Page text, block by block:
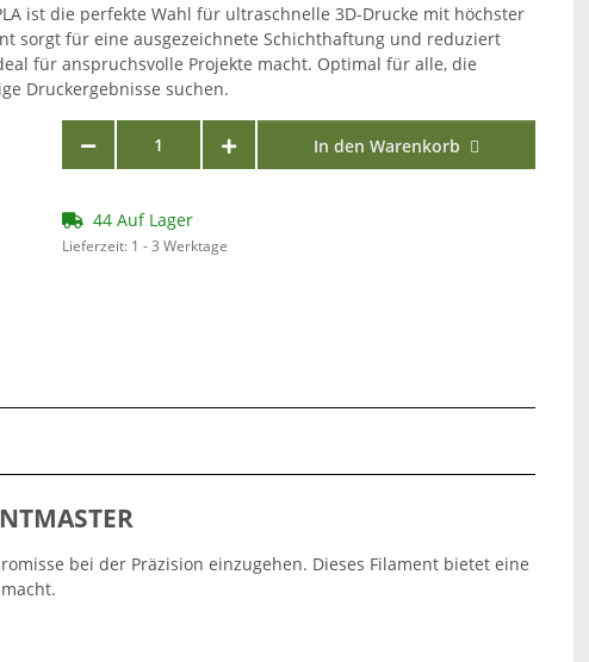
ist die perfekte Wahl für ultraschnelle 3D-Drucke mit höchster
sorgt für eine ausgezeichnete Schichthaftung und reduziert
für anspruchsvolle Projekte macht. Optimal für alle, die
Druckergebnisse suchen.
In den Warenkorb
44 Auf Lager
Lieferzeit: 1 - 3 Werktage
bei der Präzision einzugehen. Dieses Filament bietet eine